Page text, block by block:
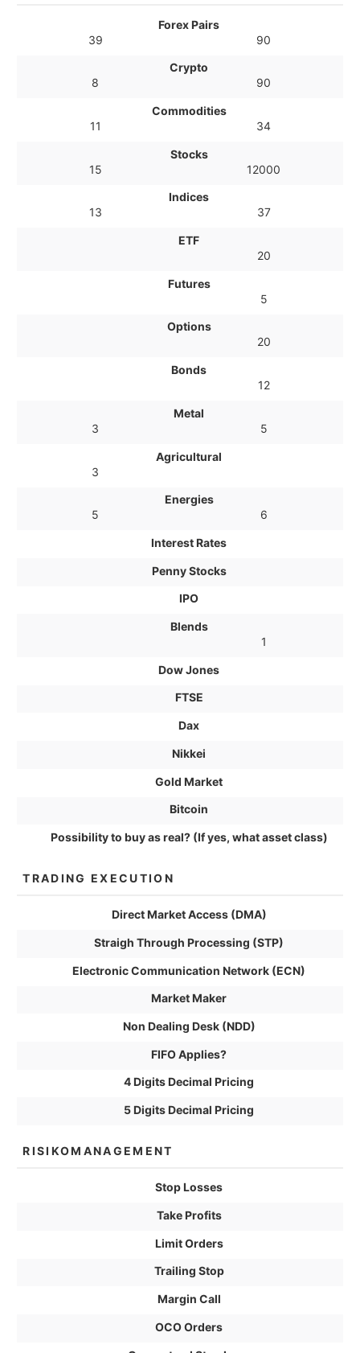
Forex Pairs
39
90
Crypto
8
90
Commodities
11
34
Stocks
15
12000
Indices
13
37
ETF
20
Futures
5
Options
20
Bonds
12
Metal
3
5
Agricultural
3
Energies
5
6
Interest Rates
Penny Stocks
IPO
Blends
1
Dow Jones
FTSE
Dax
Nikkei
Gold Market
Bitcoin
Possibility to buy as real? (If yes, what asset class)
TRADING EXECUTION
Direct Market Access (DMA)
Straigh Through Processing (STP)
Electronic Communication Network (ECN)
Market Maker
Non Dealing Desk (NDD)
FIFO Applies?
4 Digits Decimal Pricing
5 Digits Decimal Pricing
RISIKOMANAGEMENT
Stop Losses
Take Profits
Limit Orders
Trailing Stop
Margin Call
OCO Orders